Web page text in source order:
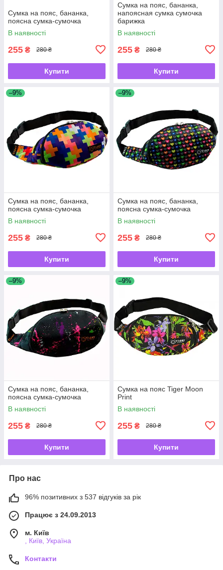
Сумка на пояс, бананка,
поясна сумка-сумочка
В наявності
255 ₴ 280 ₴
Купити
Сумка на пояс, бананка,
напоясная сумка сумочка
барижка
В наявності
255 ₴ 280 ₴
Купити
–9%
Сумка на пояс, бананка,
поясна сумка-сумочка
В наявності
255 ₴ 280 ₴
Купити
–9%
Сумка на пояс, бананка,
поясна сумка-сумочка
В наявності
255 ₴ 280 ₴
Купити
–9%
Сумка на пояс, бананка,
поясна сумка-сумочка
В наявності
255 ₴ 280 ₴
Купити
–9%
Сумка на пояс Tiger Moon
Print
В наявності
255 ₴ 280 ₴
Купити
Про нас
96% позитивних з 537 відгуків за рік
Працює з 24.09.2013
м. Київ
, Київ, Україна
Контакти